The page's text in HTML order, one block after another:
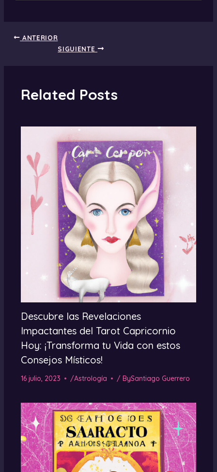
ANTERIOR
SIGUIENTE
Related Posts
Descubre las Revelaciones
Impactantes del Tarot Capricornio
Hoy: ¡Transforma tu Vida con estos
Consejos Místicos!
16 julio, 2023 /Astrología / BySantiago Guerrero